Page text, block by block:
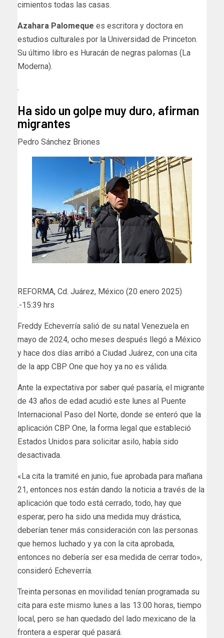
cimientos todas las casas.
Azahara Palomeque es escritora y doctora en
estudios culturales por la Universidad de Princeton.
Su último libro es Huracán de negras palomas (La
Moderna).
.
Ha sido un golpe muy duro, afirman
migrantes
Pedro Sánchez Briones
REFORMA, Cd. Juárez, México (20 enero 2025)
.-15:39 hrs
Freddy Echeverría salió de su natal Venezuela en
mayo de 2024, ocho meses después llegó a México
y hace dos días arribó a Ciudad Juárez, con una cita
de la app CBP One que hoy ya no es válida.
Ante la expectativa por saber qué pasaría, el migrante
de 43 años de edad acudió este lunes al Puente
Internacional Paso del Norte, donde se enteró que la
aplicación CBP One, la forma legal que estableció
Estados Unidos para solicitar asilo, había sido
desactivada.
«La cita la tramité en junio, fue aprobada para mañana
21, entonces nos están dando la noticia a través de la
aplicación que todo está cerrado, todo, hay que
esperar, pero ha sido una medida muy drástica,
deberían tener más consideración con las personas
que hemos luchado y ya con la cita aprobada,
entonces no debería ser esa medida de cerrar todo»,
consideró Echeverría.
Treinta personas en movilidad tenían programada su
cita para este mismo lunes a las 13:00 horas, tiempo
local, pero se han quedado del lado mexicano de la
frontera a esperar qué pasará.